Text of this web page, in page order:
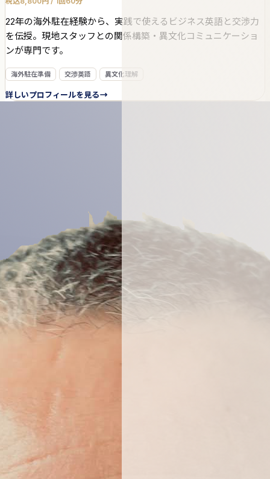
22年の海外駐在経験から、実践で使えるビジネス英語と交渉力
を伝授。現地スタッフとの関係構築・異文化コミュニケーショ
ンが専門です。
海外駐在準備 交渉英語 異文化理解
詳しいプロフィールを見る